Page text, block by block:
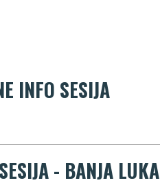
INFO SESIJA
- BANJA LUKA